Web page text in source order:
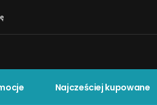
Najcześciej kupowane